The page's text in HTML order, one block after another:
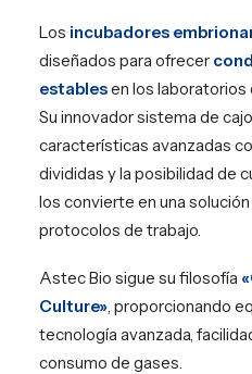
Los incubadores
diseñados para ofrecer
establesen los laboratorios
Su innovador sistema de
características avanzadas
divididas y la posibilidad de
los convierte en una
protocolos de trabajo.
Astec Bio sigue su filosofía
Culture», proporcionando
tecnología avanzada,
consumo de gases.